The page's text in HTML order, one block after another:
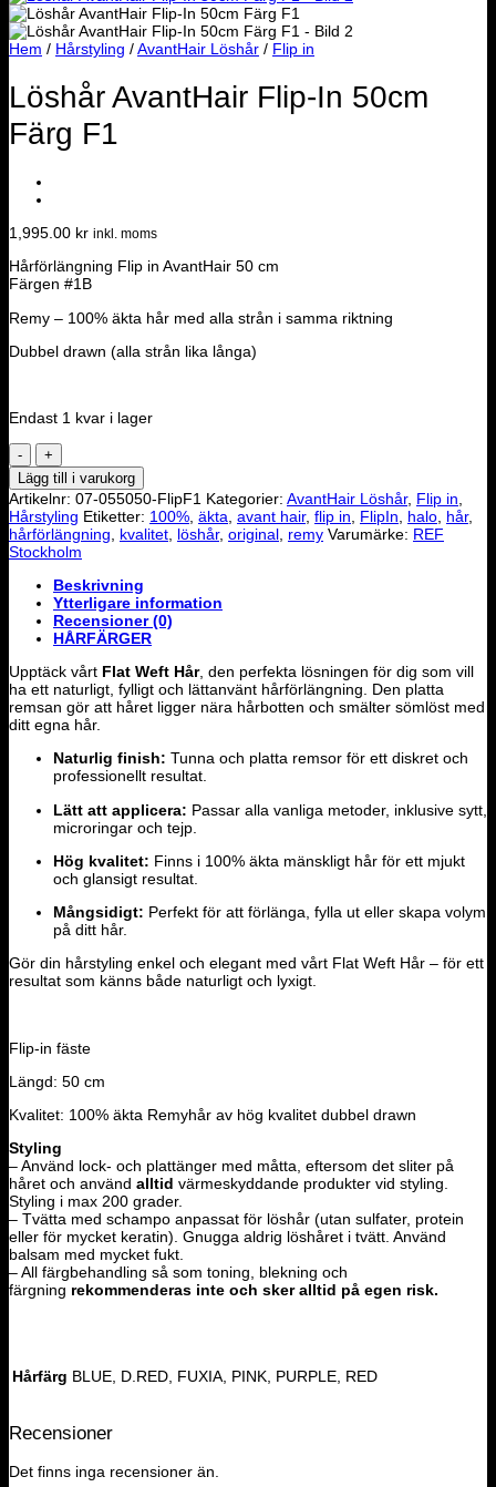
Hem / Hårstyling /AvantHair Löshår / Flip in
Löshår AvantHair Flip-In 50cm
Färg F1
1,995.00 kr inkl. moms
Hårförlängning Flip in AvantHair 50 cm
Färgen #1B
Remy – 100% äkta hår med alla strån i samma riktning
Dubbel drawn (alla strån lika långa)
Endast 1 kvar i lager
Löshår
AvantHair
Flip-
In
50cm
Färg
F1
Lägg till i varukorg
Artikelnr: 07-055050-FlipF1 Kategorier: AvantHair Löshår, Flip in
Hårstyling Etiketter: 100% äkta avant hair, flip in FlipIn halo hår,
hårförlängning
kvalitet löshår, original remy Varumärke: REF
Stockholm
Beskrivning
Ytterligare information
Recensioner (0)
HÅRFÄRGER
Upptäck vårt Flat Weft Hår, den perfekta lösningen för dig som vill
ha ett naturligt, fylligt och lättanvänt hårförlängning. Den platta
remsan gör att håret ligger nära hårbotten och smälter sömlöst med
ditt egna hår.
Naturlig finish: Tunna och platta remsor för ett diskret och
professionellt resultat.
Lätt att applicera: Passar alla vanliga metoder, inklusive sytt,
microringar och tejp.
Hög kvalitet: Finns i 100% äkta mänskligt hår för ett mjukt
och glansigt resultat.
Mångsidigt: Perfekt för att förlänga, fylla ut eller skapa volym
på ditt hår.
Gör din hårstyling enkel och elegant med vårt Flat Weft Hår – för ett
resultat som känns både naturligt och lyxigt.
Flip-in fäste
Längd: 50 cm
Kvalitet: 100% äkta Remyhår av hög kvalitet dubbel drawn
Styling
– Använd lock- och plattänger med måtta, eftersom det sliter på
håret och använd alltid värmeskyddande produkter vid styling.
Styling i max 200 grader.
– Tvätta med schampo anpassat för löshår (utan sulfater, protein
eller för mycket keratin). Gnugga aldrig löshåret i tvätt. Använd
balsam med mycket fukt.
– All färgbehandling så som toning, blekning och
färgning rekommenderas inte och sker alltid på egen risk.
Hårfärg BLUE, D.RED, FUXIA, PINK, PURPLE, RED
Recensioner
Det finns inga recensioner än.